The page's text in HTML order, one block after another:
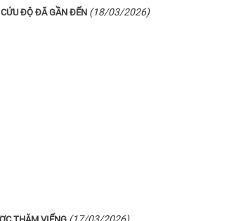
ĐỘ ĐÃ GẦN ĐẾN (18/03/2026)